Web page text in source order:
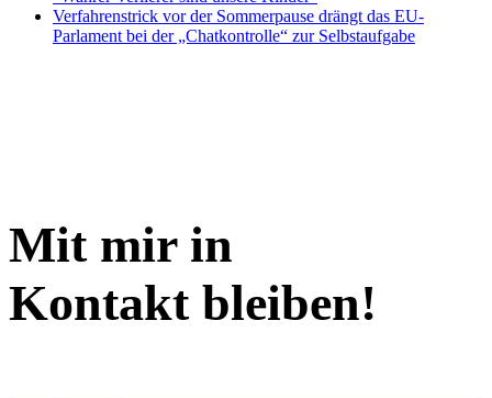
Verfahrenstrick vor der Sommerpause drängt das EU-
Parlament bei der „Chatkontrolle“ zur Selbstaufgabe
Mit mir in
Kontakt bleiben!